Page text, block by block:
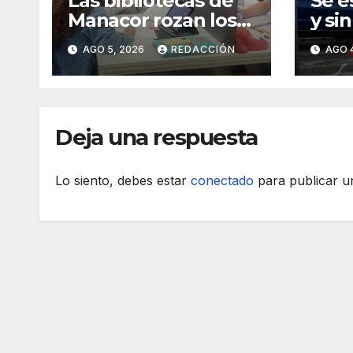
Manacor rozan los
18.000 usuarios
AGO 5, 2026 REDACCIÓN
y
unAGO
Deja una respuesta
Lo siento, debes estar conectado para publicar